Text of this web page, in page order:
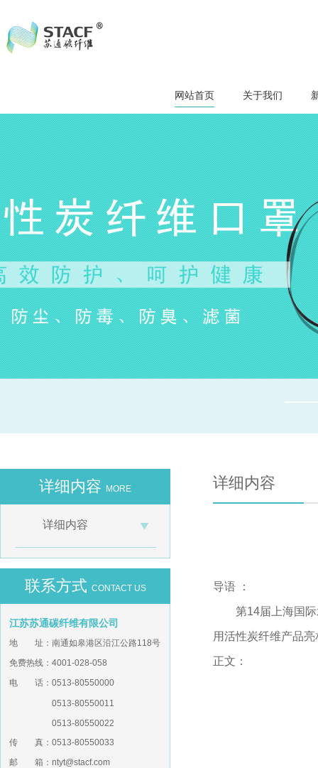
网站首页 关于我们
详细内容 MORE
详细内容
联系方式 CONTACT US
江苏苏通碳纤维有限公司
地 址：南通如皋港区沿江公路118号
免费热线：4001-028-058
电 话：0513-80550000
0513-80550011
0513-80550022
传 真：0513-80550033
邮 箱：ntyt@stacf.com
详细内容
导语 ：
第14届上海国际
用活性炭纤维产品亮
正文：